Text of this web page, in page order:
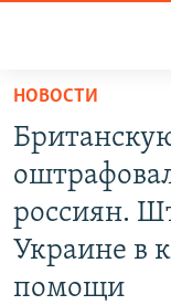
Вернуться
основному
содержанию
Вернутся
главной
навигации
СПЕЦПРОЕКТЫ
ВОДА
ИСТОРИЯ
ЕЩЕ
НОВОСТИ
россиян.
Украине в
помощи